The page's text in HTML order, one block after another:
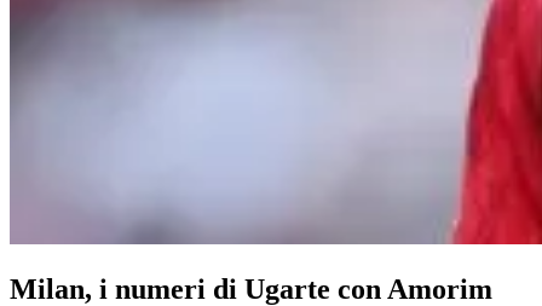
Milan, i numeri di Ugarte con Amorim